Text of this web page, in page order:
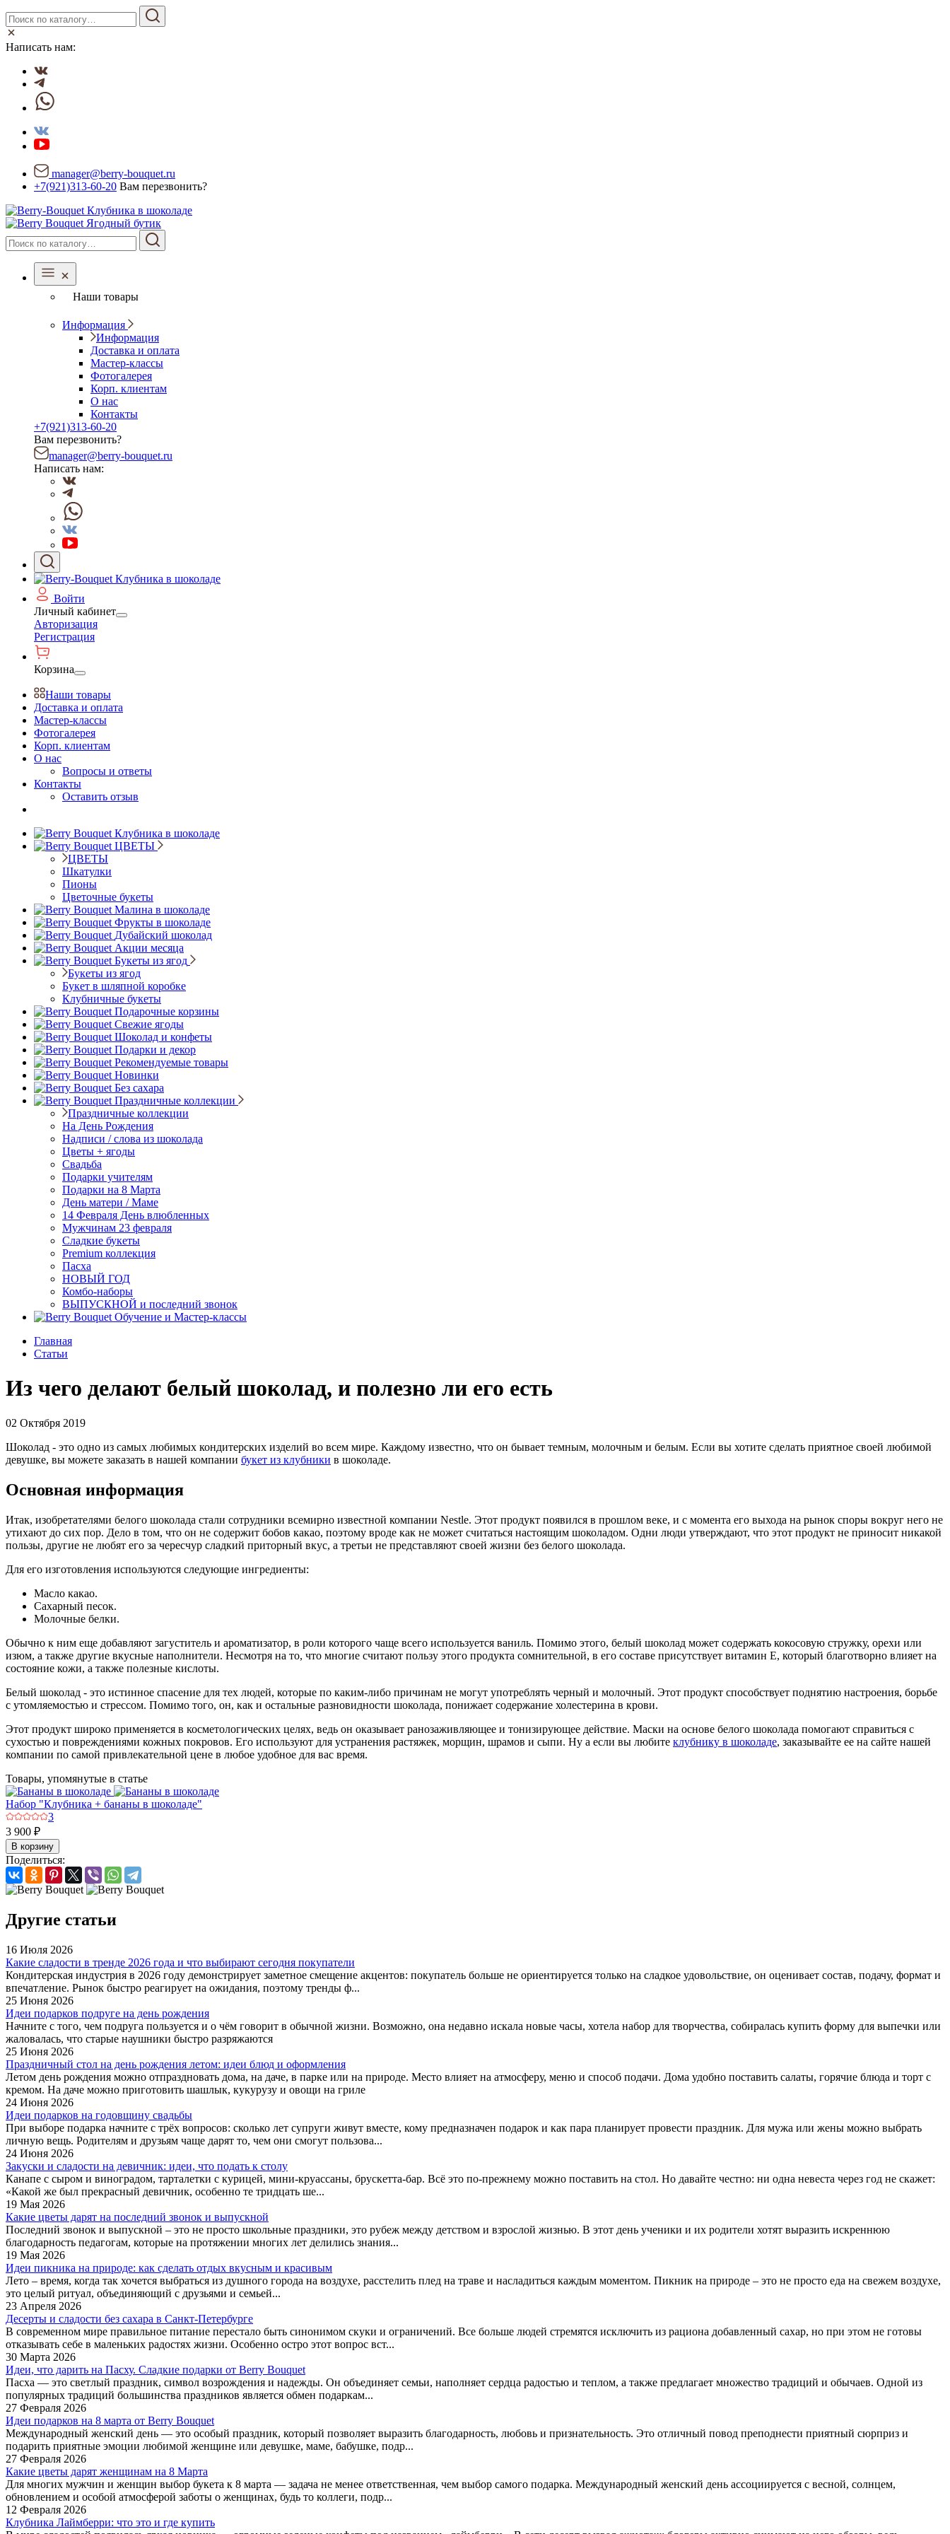
Написать нам:
manager@berry-bouquet.ru
+7(921)313-60-20 Вам перезвонить?
Ягодный бутик
Наши товары
Информация
Информация
Доставка и оплата
Мастер-классы
Фотогалерея
Корп. клиентам
О нас
Контакты
+7(921)313-60-20
Вам перезвонить?
manager@berry-bouquet.ru
Написать нам:
Войти
Личный кабинет
Авторизация
Регистрация
Корзина
Наши товары
Доставка и оплата
Мастер-классы
Фотогалерея
Корп. клиентам
О нас
Вопросы и ответы
Контакты
Оставить отзыв
Клубника в шоколаде
ЦВЕТЫ
ЦВЕТЫ
Шкатулки
Пионы
Цветочные букеты
Малина в шоколаде
Фрукты в шоколаде
Дубайский шоколад
Акции месяца
Букеты из ягод
Букеты из ягод
Букет в шляпной коробке
Клубничные букеты
Подарочные корзины
Свежие ягоды
Шоколад и конфеты
Подарки и декор
Рекомендуемые товары
Новинки
Без сахара
Праздничные коллекции
Праздничные коллекции
На День Рождения
Надписи / слова из шоколада
Цветы + ягоды
Свадьба
Подарки учителям
Подарки на 8 Марта
День матери / Маме
14 Февраля День влюбленных
Мужчинам 23 февраля
Сладкие букеты
Premium коллекция
Пасха
НОВЫЙ ГОД
Комбо-наборы
ВЫПУСКНОЙ и последний звонок
Обучение и Мастер-классы
Главная
Статьи
Из чего делают белый шоколад, и полезно ли его есть
02 Октября 2019
Шоколад - это одно из самых любимых кондитерских изделий во всем мире. Каждому известно, что он бывает темным, молочным и белым. Если вы хотите сделать приятное своей любимой
девушке, вы можете заказать в нашей компании букет из клубники в шоколаде.
Основная информация
Итак, изобретателями белого шоколада стали сотрудники всемирно известной компании Nestle. Этот продукт появился в прошлом веке, и с момента его выхода на рынок споры вокруг него не
утихают до сих пор. Дело в том, что он не содержит бобов какао, поэтому вроде как не может считаться настоящим шоколадом. Одни люди утверждают, что этот продукт не приносит никакой
пользы, другие не любят его за чересчур сладкий приторный вкус, а третьи не представляют своей жизни без белого шоколада.
Для его изготовления используются следующие ингредиенты:
Масло какао.
Сахарный песок.
Молочные белки.
Обычно к ним еще добавляют загуститель и ароматизатор, в роли которого чаще всего используется ваниль. Помимо этого, белый шоколад может содержать кокосовую стружку, орехи или
изюм, а также другие вкусные наполнители. Несмотря на то, что многие считают пользу этого продукта сомнительной, в его составе присутствует витамин Е, который благотворно влияет на
состояние кожи, а также полезные кислоты.
Белый шоколад - это истинное спасение для тех людей, которые по каким-либо причинам не могут употреблять черный и молочный. Этот продукт способствует поднятию настроения, борьбе
с утомляемостью и стрессом. Помимо того, он, как и остальные разновидности шоколада, понижает содержание холестерина в крови.
Этот продукт широко применяется в косметологических целях, ведь он оказывает ранозаживляющее и тонизирующее действие. Маски на основе белого шоколада помогают справиться с
сухостью и повреждениями кожных покровов. Его используют для устранения растяжек, морщин, шрамов и сыпи. Ну а если вы любите клубнику в шоколаде, заказывайте ее на сайте нашей
компании по самой привлекательной цене в любое удобное для вас время.
Товары, упомянутые в статье
Набор "Клубника + бананы в шоколаде"
3
3 900 ₽
В корзину
Поделиться:
Другие статьи
16 Июля 2026
Какие сладости в тренде 2026 года и что выбирают сегодня покупатели
Кондитерская индустрия в 2026 году демонстрирует заметное смещение акцентов: покупатель больше не ориентируется только на сладкое удовольствие, он оценивает состав, подачу, формат и
впечатление. Рынок быстро реагирует на ожидания, поэтому тренды ф...
25 Июня 2026
Идеи подарков подруге на день рождения
Начните с того, чем подруга пользуется и о чём говорит в обычной жизни. Возможно, она недавно искала новые часы, хотела набор для творчества, собиралась купить форму для выпечки или
жаловалась, что старые наушники быстро разряжаются
25 Июня 2026
Праздничный стол на день рождения летом: идеи блюд и оформления
Летом день рождения можно отпраздновать дома, на даче, в парке или на природе. Место влияет на атмосферу, меню и способ подачи. Дома удобно поставить салаты, горячие блюда и торт с
кремом. На даче можно приготовить шашлык, кукурузу и овощи на гриле
24 Июня 2026
Идеи подарков на годовщину свадьбы
При выборе подарка начните с трёх вопросов: сколько лет супруги живут вместе, кому предназначен подарок и как пара планирует провести праздник. Для мужа или жены можно выбрать
личную вещь. Родителям и друзьям чаще дарят то, чем они смогут пользова...
24 Июня 2026
Закуски и сладости на девичник: идеи, что подать к столу
Канапе с сыром и виноградом, тарталетки с курицей, мини-круассаны, брускетта-бар. Всё это по-прежнему можно поставить на стол. Но давайте честно: ни одна невеста через год не скажет:
«Какой же был прекрасный девичник, особенно те тридцать ше...
19 Мая 2026
Какие цветы дарят на последний звонок и выпускной
Последний звонок и выпускной – это не просто школьные праздники, это рубеж между детством и взрослой жизнью. В этот день ученики и их родители хотят выразить искреннюю
благодарность педагогам, которые на протяжении многих лет делились знания...
19 Мая 2026
Идеи пикника на природе: как сделать отдых вкусным и красивым
Лето – время, когда так хочется выбраться из душного города на воздухе, расстелить плед на траве и насладиться каждым моментом. Пикник на природе – это не просто еда на свежем воздухе,
это целый ритуал, объединяющий с друзьями и семьей...
23 Апреля 2026
Десерты и сладости без сахара в Санкт-Петербурге
В современном мире правильное питание перестало быть синонимом скуки и ограничений. Все больше людей стремятся исключить из рациона добавленный сахар, но при этом не готовы
отказывать себе в маленьких радостях жизни. Особенно остро этот вопрос вст...
30 Марта 2026
Идеи, что дарить на Пасху. Сладкие подарки от Berry Bouquet
Пасха — это светлый праздник, символ возрождения и надежды. Он объединяет семьи, наполняет сердца радостью и теплом, а также предлагает множество традиций и обычаев. Одной из
популярных традиций большинства праздников является обмен подаркам...
27 Февраля 2026
Идеи подарков на 8 марта от Berry Bouquet
Международный женский день — это особый праздник, который позволяет выразить благодарность, любовь и признательность. Это отличный повод преподнести приятный сюрприз и
подарить приятные эмоции любимой женщине или девушке, маме, бабушке, подр...
27 Февраля 2026
Какие цветы дарят женщинам на 8 Марта
Для многих мужчин и женщин выбор букета к 8 марта — задача не менее ответственная, чем выбор самого подарка. Международный женский день ассоциируется с весной, солнцем,
обновлением и особой атмосферой заботы о женщинах, будь то коллеги, подр...
12 Февраля 2026
Клубника Лаймберри: что это и где купить